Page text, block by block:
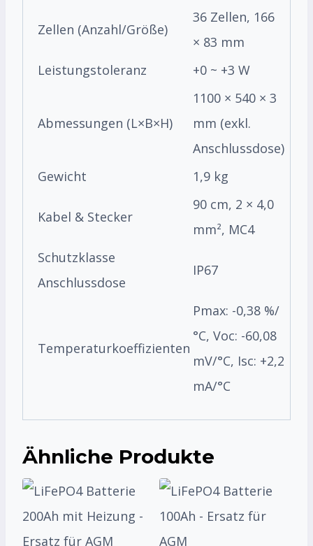
Zellen (Anzahl/Größe)
36 Zellen, 166
× 83 mm
Leistungstoleranz
+0 ~ +3 W
Abmessungen (L×B×H)
1100 × 540 × 3
mm (exkl.
Anschlussdose)
Gewicht
1,9 kg
Kabel & Stecker
90 cm, 2 × 4,0
mm², MC4
Schutzklasse
Anschlussdose
IP67
Temperaturkoeffizienten
Pmax: -0,38 %/
°C, Voc: -60,08
mV/°C, Isc: +2,2
mA/°C
Ähnliche Produkte